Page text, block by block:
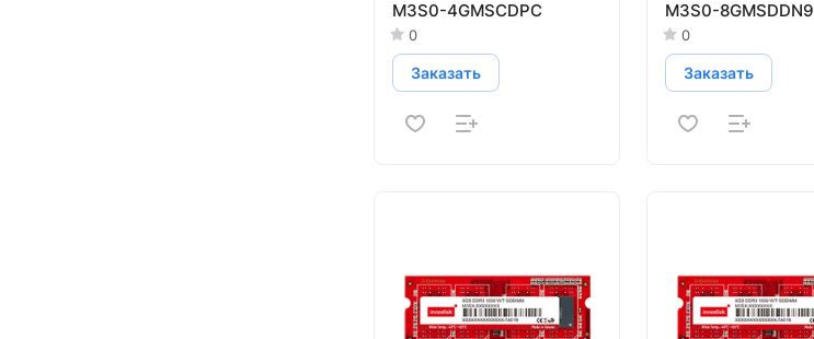
M3S0-4GMSCDPC
0
Заказать
M3S0-8GMSDDN9
0
Заказать